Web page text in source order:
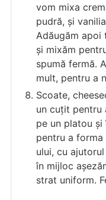
vom mixa
pudră, și
Adăugăm apoi
și mixăm
spumă fermă.
mult, pentru a
Scoate,
un cuțit pentru
pe un platou și
pentru a
ului, cu
în mijloc
strat uniform.